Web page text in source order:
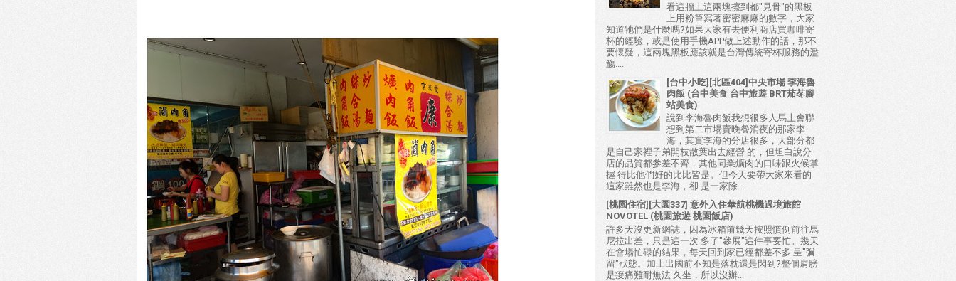
看這牆上這兩塊擦到都"見骨"的黑板
上用粉筆寫著密密麻麻的數字，大家
知道牠們是什麼嗎?如果大家有去便利商店買咖啡寄
杯的經驗，或是使用手機APP做上述動作的話，那不
要懷疑，這兩塊黑板應該就是台灣傳統寄杯服務的濫
觴....
[台中小吃][北區404]中央市場 李海魯
肉飯 (台中美食 台中旅遊 BRT茄苳腳
站美食)
說到李海魯肉飯我想很多人馬上會聯
想到第二市場賣晚餐消夜的那家李
海，其實李海的分店很多，大部分都
是自己家裡子弟開枝散葉出去經營 的，但坦白說分
店的品質都參差不齊，其他同業爌肉的口味跟火候掌
握 得比他們好的比比皆是。但今天要帶大家來看的
這家雖然也是李海，卻 是一家除...
[桃園住宿][大園337] 意外入住華航桃機過境旅館
NOVOTEL (桃園旅遊 桃園飯店)
許多天沒更新網誌，因為冰箱前幾天按照慣例前往馬
尼拉出差，只是這一次 多了"參展"這件事要忙。幾天
在會場忙碌的結果，每天回到家已經都差不多 呈"彌
留"狀態。加上出國前不知是落枕還是閃到?整個肩膀
是痠痛難耐無法 久坐，所以沒辦...